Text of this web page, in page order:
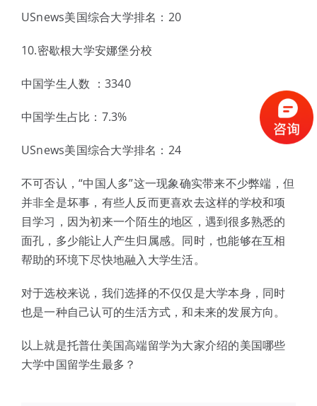
USnews美国综合大学排名：20
10.密歇根大学安娜堡分校
中国学生人数 ：3340
中国学生占比：7.3%
USnews美国综合大学排名：24
不可否认，“中国人多”这一现象确实带来不少弊端，但
并非全是坏事，有些人反而更喜欢去这样的学校和项
目学习，因为初来一个陌生的地区，遇到很多熟悉的
面孔，多少能让人产生归属感。同时，也能够在互相
帮助的环境下尽快地融入大学生活。
对于选校来说，我们选择的不仅仅是大学本身，同时
也是一种自己认可的生活方式，和未来的发展方向。
以上就是托普仕美国高端留学为大家介绍的美国哪些
大学中国留学生最多？